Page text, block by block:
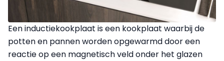
Een inductiekookplaat is een kookplaat waarbij de
potten en pannen worden opgewarmd door een
reactie op een magnetisch veld onder het glazen